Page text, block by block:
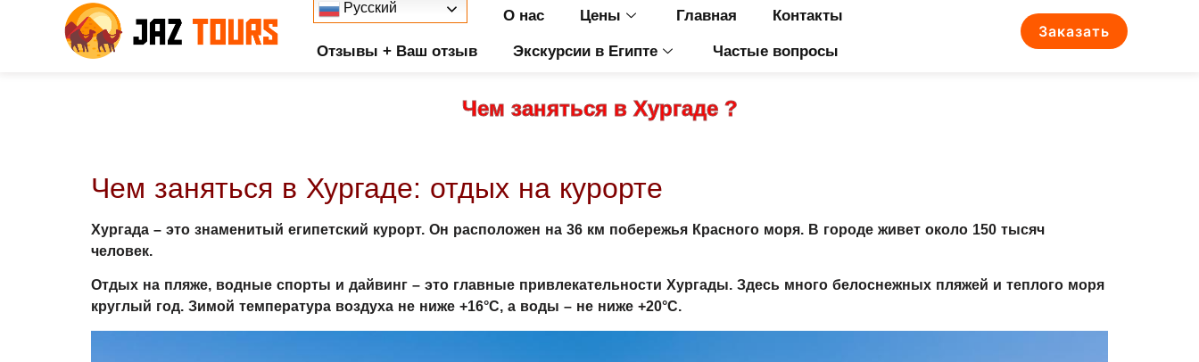
Русский О нас Цены Главная Контакты
Отзывы + Ваш отзыв Экскурсии в Египте Частые вопросы
Заказать
Чем заняться в Хургаде ?
Чем заняться в Хургаде: отдых на курорте
Хургада – это знаменитый египетский курорт. Он расположен на 36 км побережья Красного моря. В городе живет около 150 тысяч
человек.
Отдых на пляже, водные спорты и дайвинг – это главные привлекательности Хургады. Здесь много белоснежных пляжей и теплого моря
круглый год. Зимой температура воздуха не ниже +16°C, а воды – не ниже +20°C.